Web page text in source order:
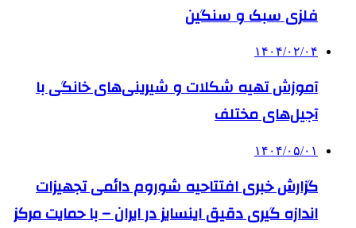
فلزی سبک و سنگین
۱۴۰۴/۰۲/۰۴
آموزش تهیه شکلات و شیرینی‌های خانگی با
آجیل‌های مختلف
۱۴۰۴/۰۵/۰۱
گزارش خبری افتتاحیه شوروم دائمی تجهیزات
اندازه گیری دقیق اینسایز در ایران – با حمایت مرکز